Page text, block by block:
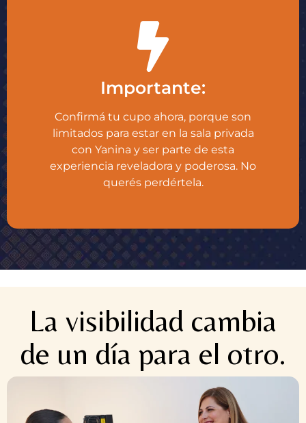
Importante:
Confirmá tu cupo ahora, porque son
limitados para estar en la sala privada
con Yanina y ser parte de esta
experiencia reveladora y poderosa. No
querés perdértela.
La visibilidad cambia
de un día para el otro.